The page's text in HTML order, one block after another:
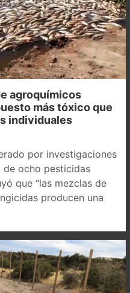
agroquímicos
más tóxico que
individuales
por investigaciones
de ocho pesticidas
que “las mezclas de
producen una